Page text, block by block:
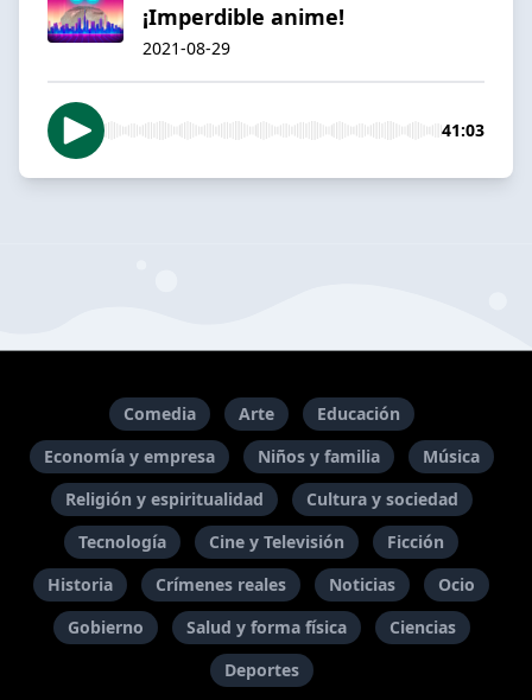
¡Imperdible anime!
2021-08-29
41:03
Comedia Arte
Educación
Economía y empresa
Niños y familia
Música
Religión y espiritualidad
Cultura y sociedad
Tecnología
Cine y Televisión
Ficción
Historia
Crímenes reales Noticias
Ocio
Gobierno
Salud y forma física
Ciencias
Deportes